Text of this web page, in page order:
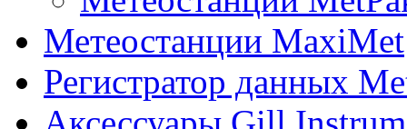
Метеостанции MaxiMet
Регистратор данных